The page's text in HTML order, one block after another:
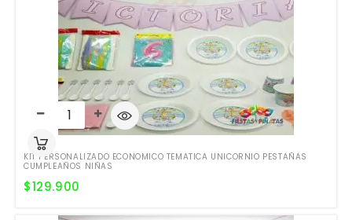
KIT PERSONALIZADO ECONOMICO TEMATICA UNICORNIO PESTAÑAS
CUMPLEAÑOS NIÑAS
$129.900